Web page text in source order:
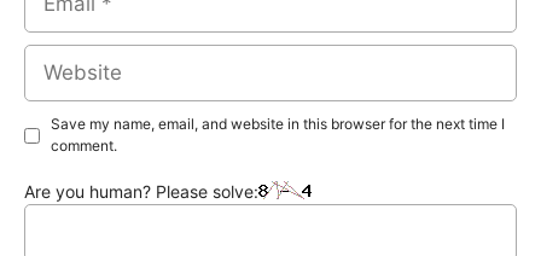
Save my name, email, and website in this browser for the next time I
comment.
Are you human? Please solve: